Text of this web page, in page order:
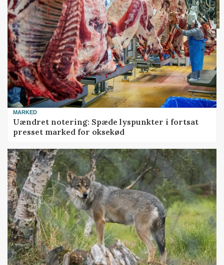
MARKED
Uændret notering: Spæde lyspunkter i fortsat
presset marked for oksekød